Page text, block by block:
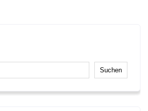
Suchen